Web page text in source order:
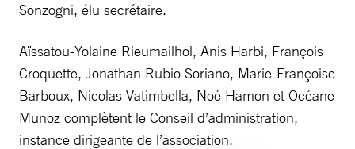
Sonzogni, élu secrétaire.
Aïssatou-Yolaine Rieumailhol, Anis Harbi, François
Croquette, Jonathan Rubio Soriano, Marie-Françoise
Barboux, Nicolas Vatimbella, Noé Hamon et Océane
Munoz complètent le Conseil d’administration,
instance dirigeante de l’association.